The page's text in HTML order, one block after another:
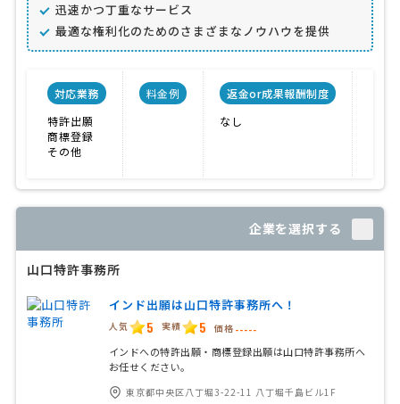
迅速かつ丁重なサービス
最適な権利化のためのさまざまなノウハウを提供
対応業務
特許出願
商標登録
その他
料金例
返金or成果報酬制度
なし
企業を選択する
山口特許事務所
インド出願は山口特許事務所へ！
人気 5 実績 5 価格 -----
インドへの特許出願・商標登録出願は山口特許事務所へ
お任せください。
東京都中央区八丁堀3-22-11 八丁堀千島ビル1F